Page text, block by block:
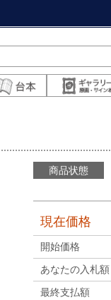
商品状態
現在価格
開始価格
あなたの入札額
最終支払額